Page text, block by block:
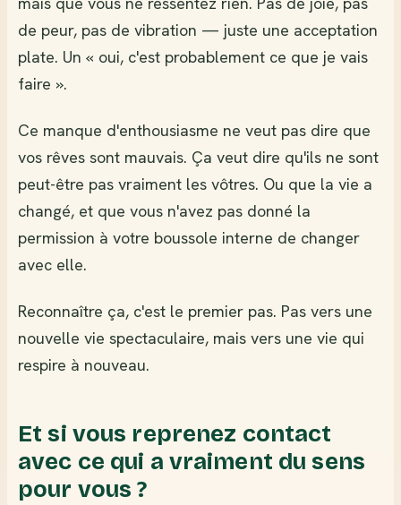
de peur, pas de vibration — juste une acceptation
plate. Un « oui, c'est probablement ce que je vais
faire ».
Ce manque d'enthousiasme ne veut pas dire que
vos rêves sont mauvais. Ça veut dire qu'ils ne sont
peut-être pas vraiment les vôtres. Ou que la vie a
changé, et que vous n'avez pas donné la
permission à votre boussole interne de changer
avec elle.
Reconnaître ça, c'est le premier pas. Pas vers une
nouvelle vie spectaculaire, mais vers une vie qui
respire à nouveau.
Et si vous reprenez contact
avec ce qui a vraiment du sens
pour vous ?